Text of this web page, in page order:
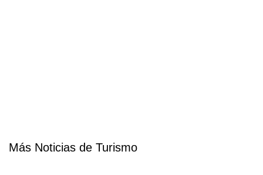
Más Noticias de Turismo